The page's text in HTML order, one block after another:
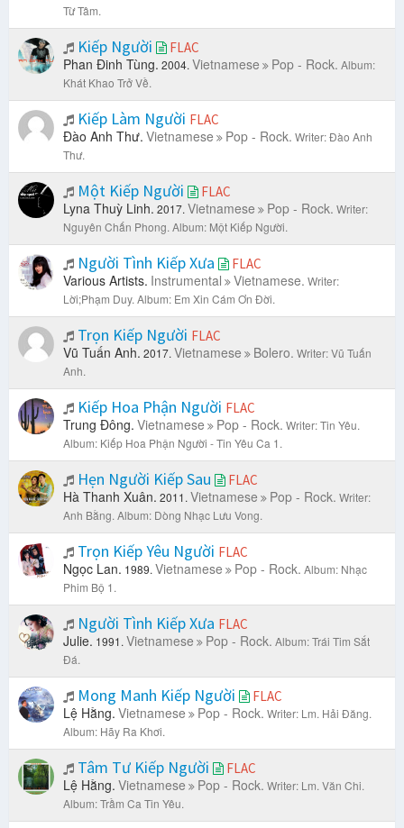
Từ Tâm.
Kiếp Người FLAC
Phan Đinh Tùng. 2004. Vietnamese Pop - Rock. Album:
Khát Khao Trở Về.
Kiếp Làm Người FLAC
Đào Anh Thư. Vietnamese Pop - Rock. Writer: Đào Anh
Thư.
Một Kiếp Người FLAC
Lyna Thuỳ Linh. 2017. Vietnamese Pop - Rock. Writer:
Nguyên Chấn Phong. Album: Một Kiếp Người.
Người Tình Kiếp Xưa FLAC
Various Artists. Instrumental Vietnamese. Writer:
Lời;Phạm Duy. Album: Em Xin Cám Ơn Đời.
Trọn Kiếp Người FLAC
Vũ Tuấn Anh. 2017. Vietnamese Bolero. Writer: Vũ Tuấn
Anh.
Kiếp Hoa Phận Người FLAC
Trung Đông. Vietnamese Pop - Rock. Writer: Tin Yêu.
Album: Kiếp Hoa Phận Người - Tin Yêu Ca 1.
Hẹn Người Kiếp Sau FLAC
Hà Thanh Xuân. 2011. Vietnamese Pop - Rock. Writer:
Anh Bằng. Album: Dòng Nhạc Lưu Vong.
Trọn Kiếp Yêu Người FLAC
Ngọc Lan. 1989. Vietnamese Pop - Rock. Album: Nhạc
Phim Bộ 1.
Người Tình Kiếp Xưa FLAC
Julie. 1991. Vietnamese Pop - Rock. Album: Trái Tim Sắt
Đá.
Mong Manh Kiếp Người FLAC
Lệ Hằng. Vietnamese Pop - Rock. Writer: Lm. Hải Đăng.
Album: Hãy Ra Khơi.
Tâm Tư Kiếp Người FLAC
Lệ Hằng. Vietnamese Pop - Rock. Writer: Lm. Văn Chi.
Album: Trầm Ca Tin Yêu.